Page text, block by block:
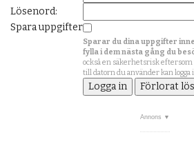
Lösenord:
Spara uppgifter
Sparar du dina uppgifter
fylla i dem nästa gång du
också en säkerhetsrisk
till datorn du använder kan logga